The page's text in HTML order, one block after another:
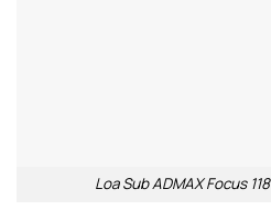
Loa Sub ADMAX Focus 118